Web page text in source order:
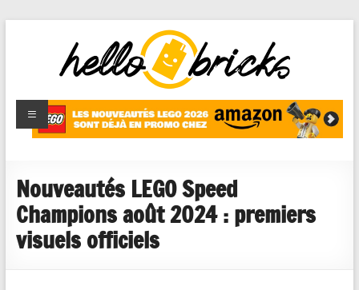
HelloBricks
Blog LEGO,
nouveaut�s
reviews
Nouveautés LEGO Speed
Champions août 2024 : premiers
visuels officiels